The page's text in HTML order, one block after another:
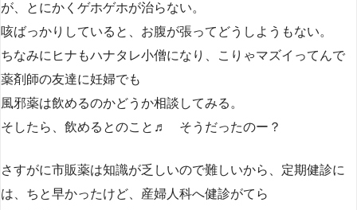
が、とにかくゲホゲホが治らない。
咳ばっかりしていると、お腹が張ってどうしようもない。
ちなみにヒナもハナタレ小僧になり、こりゃマズイってんで
薬剤師の友達に妊婦でも
風邪薬は飲めるのかどうか相談してみる。
そしたら、飲めるとのこと♬ そうだったのー？
さすがに市販薬は知識が乏しいので難しいから、定期健診に
は、ちと早かったけど、産婦人科へ健診がてら